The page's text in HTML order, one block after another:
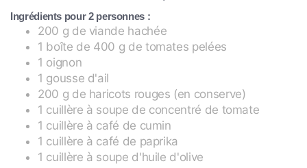
Ingrédients pour 2 personnes :
200 g de viande hachée
1 boîte de 400 g de tomates pelées
1 oignon
1 gousse d'ail
200 g de haricots rouges (en conserve)
1 cuillère à soupe de concentré de tomate
1 cuillère à café de cumin
1 cuillère à café de paprika
1 cuillère à soupe d'huile d'olive